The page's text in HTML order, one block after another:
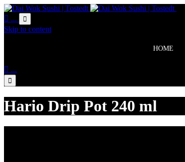
 ... 
Skip to content
HOME
 ...

Hario Drip Pot 240 ml